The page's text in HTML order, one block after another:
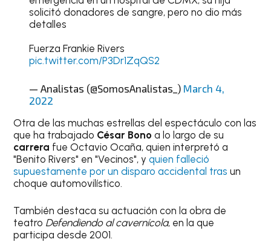
solicitó donadores de sangre, pero no dio más
detalles
Fuerza Frankie Rivers
pic.twitter.com/P3Dr1ZqQS2
— Analistas (@SomosAnalistas_) March 4,
2022
Otra de las muchas estrellas del espectáculo con las
que ha trabajado César Bono a lo largo de su
carrera fue Octavio Ocaña, quien interpretó a
"Benito Rivers" en "Vecinos", yquien falleció
supuestamente por un disparo accidental tras un
choque automovilístico.
También destaca su actuación con la obra de
teatro Defendiendo al cavernícola, en la que
participa desde 2001.